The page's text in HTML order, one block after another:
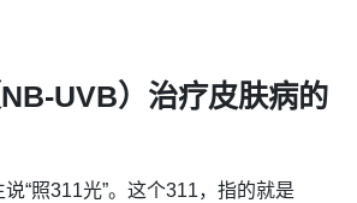
UVB）治疗皮肤病的
“照311光”。这个311，指的就是